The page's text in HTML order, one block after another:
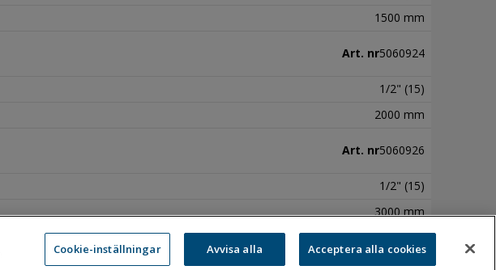
1500 mm
Art. nr5060924
1/2" (15)
2000 mm
Art. nr5060926
1/2" (15)
3000 mm
Art. nr5060921
Cookie-inställningar Avvisa alla Acceptera alla cookies